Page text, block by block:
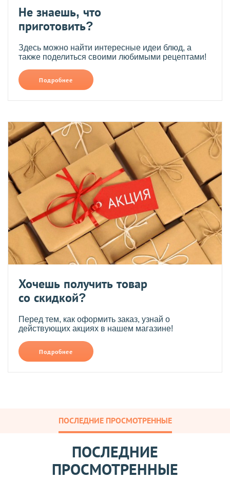
Не знаешь, что
приготовить?
Здесь можно найти интересные идеи блюд, а
также поделиться своими любимыми рецептами!
Подробнее
Хочешь получить товар
со скидкой?
Перед тем, как оформить заказ, узнай о
действующих акциях в нашем магазине!
Подробнее
ПОСЛЕДНИЕ ПРОСМОТРЕННЫЕ
ПОСЛЕДНИЕ
ПРОСМОТРЕННЫЕ